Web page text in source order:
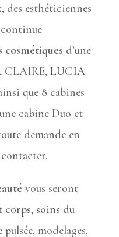
des esthéticiennes
d’une
CLAIRE, LUCIA
que 8 cabines
cabine Duo et
demande en
contacter.
vous seront
corps, soins du
modelages,